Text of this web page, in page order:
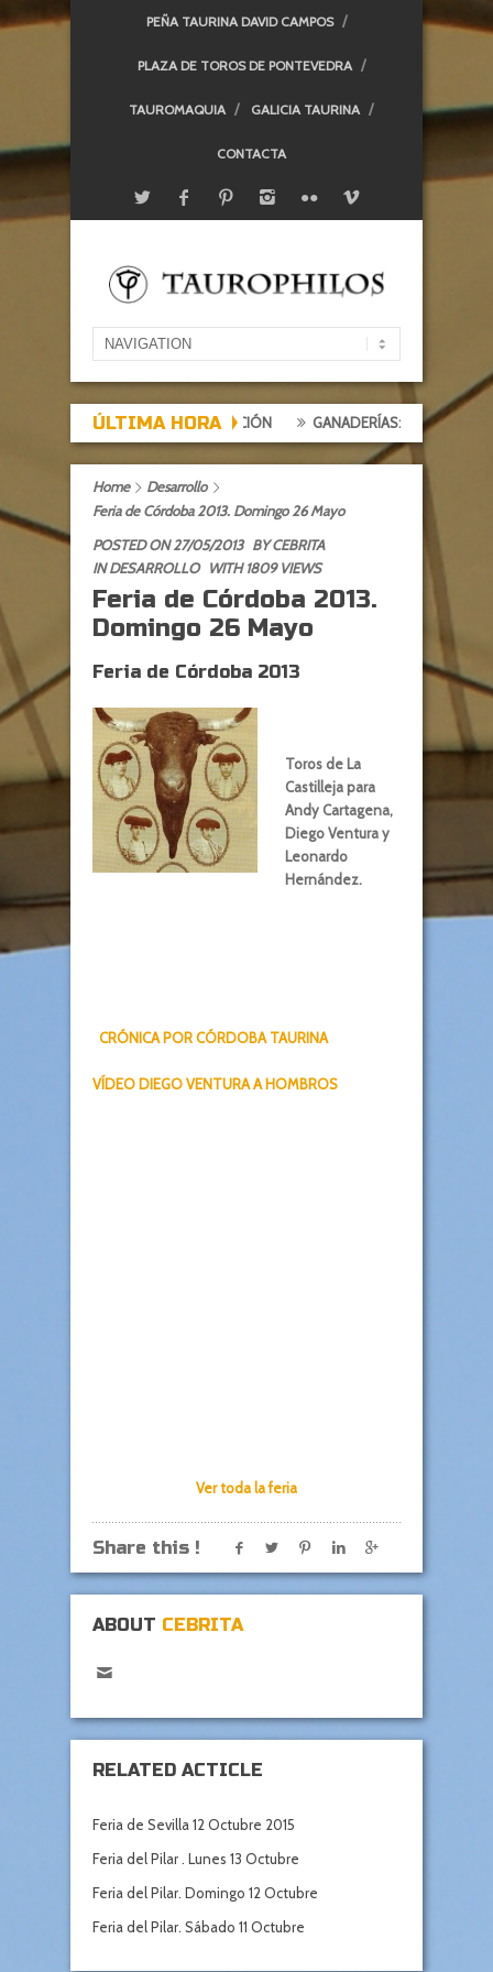
PEÑA TAURINA DAVID CAMPOS
PLAZA DE TOROS DE PONTEVEDRA
TAUROMAQUIA GALICIA TAURINA
CONTACTA
ÚLTIMA HORA
TARDE DE DECEPCIÓN GANADERÍAS: ALCURRUCÉN
Home
Desarrollo
Feria de Córdoba 2013. Domingo 26 Mayo
POSTED ON 27/05/2013 BYCEBRITA
INDESARROLLO WITH 1809 VIEWS
Feria de Córdoba 2013.
Domingo 26 Mayo
Feria de Córdoba 2013
Toros de La
Castilleja para
Andy Cartagena,
Diego Ventura y
Leonardo
Hernández.
CRÓNICA POR CÓRDOBA TAURINA
VÍDEO DIEGO VENTURA A HOMBROS
Ver toda la feria
Share this !
ABOUT CEBRITA
RELATED ACTICLE
Feria de Sevilla 12 Octubre 2015
Feria del Pilar . Lunes 13 Octubre
Feria del Pilar. Domingo 12 Octubre
Feria del Pilar. Sábado 11 Octubre